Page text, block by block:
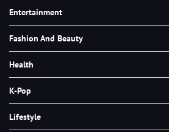
Entertainment
Fashion And Beauty
Health
K-Pop
Lifestyle